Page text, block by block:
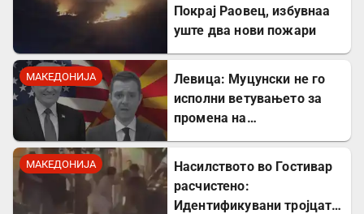
Покрај Раовец, избувнаа
уште два нови пожари
МАКЕДОНИЈА
Левица: Муцунски не го
исполни ветувањето за
промена на
МАКЕДОНИЈА
Насилството во Гостивар
расчистено:
Идентификувани тројцата